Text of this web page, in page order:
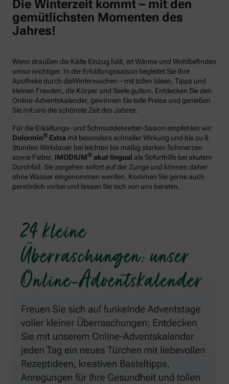
Die Winterzeit kommt – mit den
gemütlichsten Momenten des
Jahres!
Wenn draußen die Kälte Einzug hält, ist Wärme und Wohlbefinden
umso wichtiger. In der Erkältungssaison begleitet Sie Ihre
Apotheke durch dieWinterwochen – mit tollen Ideen, Tipps und
kleinen Freuden, die Körper und Seele guttun. Entdecken Sie den
Online-Adventskalender, gewinnen Sie tolle Preise und genießen
Sie mit uns die schönste Zeit des Jahres.
Für die Erkältungs- und Schmuddelwetter-Saison empfehlen wir:
Dolormin® Extra mit besonders schneller Wirkung und bis zu 8
Stunden Wirkdauer bei leichten bis mäßig starken Schmerzen
sowie Fieber. IMODIUM® akut lingual als Soforthilfe bei akutem
Durchfall. Sie zergehen sofort auf der Zunge und können daher
ohne Wasser eingenommen werden. Kommen Sie gerne auch
persönlich vorbei und lassen Sie sich von uns beraten.